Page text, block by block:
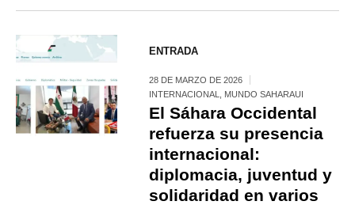
ENTRADA
28 DE MARZO DE 2026
INTERNACIONAL
MUNDO SAHARAUI
El Sáhara Occidental
refuerza su presencia
internacional:
diplomacia, juventud y
solidaridad en varios